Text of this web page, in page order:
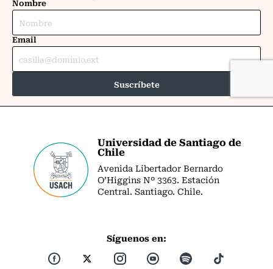
Universidad de Santiago de
Chile
Avenida Libertador Bernardo
O’Higgins Nº 3363. Estación
Central. Santiago. Chile.
Síguenos en: